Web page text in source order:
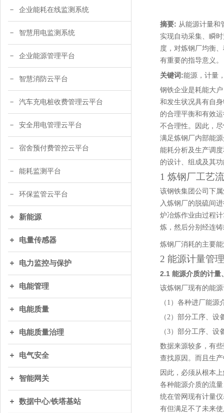
企业能耗在线监测系统
智慧用电监测系统
企业能源管理平台
智慧消防云平台
汽车充电桩收费管理云平台
安全用电管理云平台
宿舍预付费管控云平台
能耗监测平台
环保监管云平台
新能源
电量传感器
电力监控与保护
电能管理
电能质量
电能质量治理
电气安全
智能网关
数据中心/铁塔基站
摘要: 从能源计量和
实现自动采集、瞬
度，对炼钢厂均衡
有重要的指导意义。
关键词:能源，计量
钢铁企业是耗能大
和发生状况具有自
的合理平衡和有效
不合理性。因此，
满足炼钢厂内部能
能耗分析及生产调
的设计、组成及其
1 炼钢厂工艺
该钢铁集团公司下
入炼钢厂的脱硫间
炉冶炼作业由过程
炼，然后分别经连
炼钢厂消耗的主要
2 能源计量管
2.1 能源介质的计量
该炼钢厂现有的能
（1）各种进厂能
（2）部分工序、
（3）部分工序、
数据来源较多，有
查找原因。而且生
因此，必须从根本
各种能源介质的流
统在管网现有计量
有但满足不了未来